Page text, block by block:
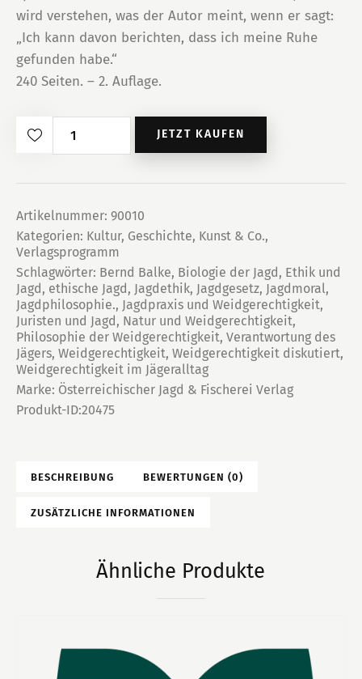
wird verstehen, was der Autor meint, wenn er sagt:
„Ich kann davon berichten, dass ich meine Ruhe
gefunden habe.“
240 Seiten. – 2. Auflage.
Über
den
Weidgerechtigkeit
Menge
JETZT KAUFEN
Artikelnummer: 90010
Kategorien: Kultur, Geschichte, Kunst & Co.,
Verlagsprogramm
Schlagwörter: Bernd Balke, Biologie der Jagd, Ethik und
Jagd, ethische Jagd, Jagdethik, Jagdgesetz, Jagdmoral,
Jagdphilosophie., Jagdpraxis und Weidgerechtigkeit,
Juristen und Jagd, Natur und Weidgerechtigkeit,
Philosophie der Weidgerechtigkeit, Verantwortung des
Jägers, Weidgerechtigkeit, Weidgerechtigkeit diskutiert,
Weidgerechtigkeit im Jägeralltag
Marke: Österreichischer Jagd & Fischerei Verlag
Produkt-ID:20475
BESCHREIBUNG BEWERTUNGEN (0)
ZUSÄTZLICHE INFORMATIONEN
Ähnliche Produkte